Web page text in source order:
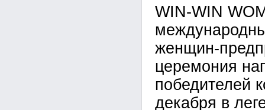
WIN-WIN
женщин-
церемония
победителей
декабря в